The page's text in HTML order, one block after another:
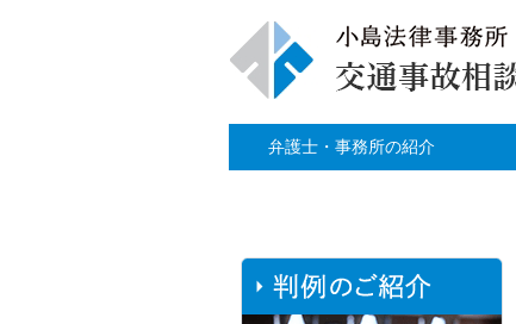
弁護士・事務所の紹介